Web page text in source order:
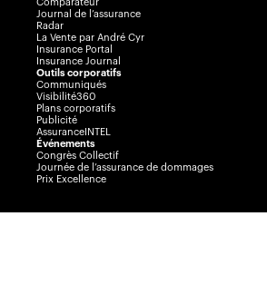
Comparateur
Journal de l’assurance
Radar
La Vente par André Cyr
Insurance Portal
Insurance Journal
Outils corporatifs
Communiqués
Visibilité360
Plans corporatifs
Publicité
AssuranceINTEL
Événements
Congrès Collectif
Journée de l’assurance de dommages
Prix Excellence